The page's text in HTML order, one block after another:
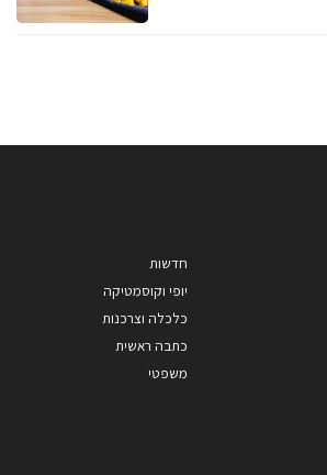
חדשות
יופי וקוסמטיקה
כלכלה וצרכנות
כתבה ראשית
משפטי